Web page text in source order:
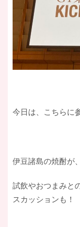
今日は、こちらに
伊豆諸島の焼酎が、
試飲やおつまみと
スカッションも！